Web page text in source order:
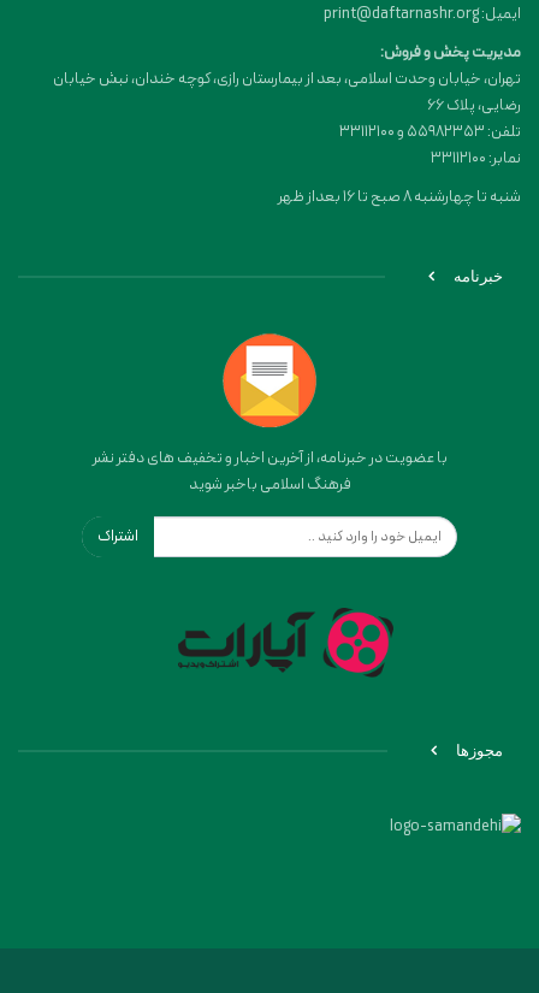
ایمیل: print@daftarnashr.org
مدیریت پخش و فروش:
تهران، خیابان وحدت اسلامی، بعد از بیمارستان رازی، کوچه خندان، نبش خیابان
رضایی، پلاک ۶۶
تلفن: 55982353 و 33112100
نمابر: 33112100
شنبه تا چهارشنبه 8 صبح تا 16 بعداز ظهر
خبرنامه
با عضویت در خبرنامه، از آخرین اخبار و تخفیف های دفتر نشر
فرهنگ اسلامی باخبر شوید
اشتراک
مجوزها